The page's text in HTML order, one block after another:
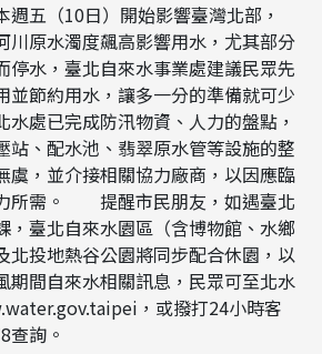
五（10日）開始影響臺灣北部，
川原水濁度飆高影響用水，尤其部分
停水，臺北自來水事業處建議民眾先
並節約用水，讓多一分的準備就可少
已完成防汛物資、人力的盤點，
站、配水池、翡翠原水管等設施的整
虞，並介接相關協力廠商，以因應臨
所需。 提醒市民朋友，如遇臺北
，臺北自來水園區（含博物館、水鄉
北投地熱谷公園將同步配合休園，以
期間自來水相關訊息，民眾可至北水
，或撥打24小時客
查詢。